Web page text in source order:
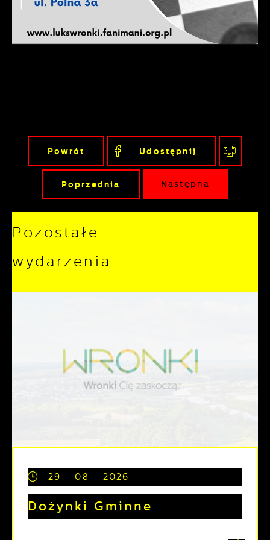
Powrót Udostępnij
Poprzednia Następna
Pozostałe
wydarzenia
29 - 08 - 2026
Dożynki Gminne
pojawić się na stronach podmiotów trzecich
lub firm będących naszymi partnerami oraz
innych dostawców usług. Firmy te działają w